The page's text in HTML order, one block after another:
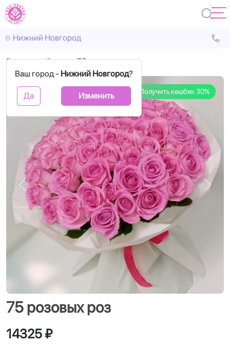
Нижний Новгород
Ваш город - Нижний Новгород?
Да Изменить
Главная Розы 75 розовых роз
Получить кешбек 30%
Назад
75 розовых роз
14325 ₽